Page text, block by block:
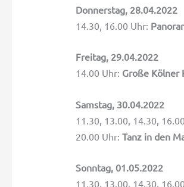
Donnerstag, 28.04.2022
14.30, 16.00 Uhr:
Freitag, 29.04.2022
14.00 Uhr: Große Kölner
Samstag, 30.04.2022
11.30, 13.00, 14.30,
20.00 Uhr: Tanz in den
Sonntag, 01.05.2022
11.30, 13.00, 14.30,